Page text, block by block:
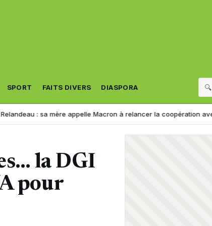
SPORT FAITS DIVERS DIASPORA 🔍
sa mère appelle Macron à relancer la coopération avec l’Algérie
la DGI
pour